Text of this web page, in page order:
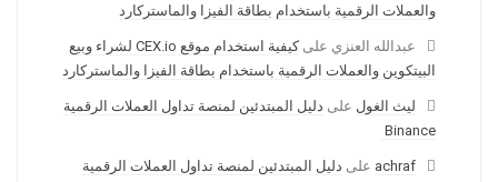
والعملات الرقمية باستخدام بطاقة الفيزا والماستركارد
عبدالله العنزي على
كيفية استخدام موقع CEX.io لشراء وبيع
البيتكوين والعملات الرقمية باستخدام بطاقة الفيزا والماستركارد
ليث الغول على دليل المبتدئين لمنصة تداول العملات الرقمية
Binance
achraf على دليل المبتدئين لمنصة تداول العملات الرقمية